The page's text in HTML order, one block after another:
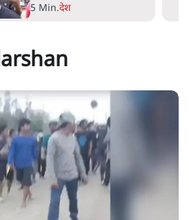
9 Min.विश्लेषण